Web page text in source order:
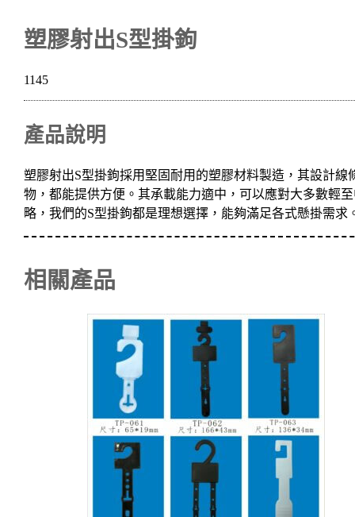
塑膠射出S型掛鉤
1145
產品說明
塑膠射出S型掛鉤採用堅固耐用的塑膠材料製造，其設計
物，都能提供方便。其承載能力適中，可以應對大多數輕
略，我們的S型掛鉤都是理想選擇，能夠滿足各式懸掛需求
相關產品